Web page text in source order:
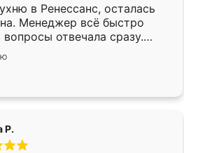
в Ренессанс, осталась
Менеджер всё быстро
вопросы отвечала сразу.
в субботу, подошёл к
Собрали
работали аккуратно, даже
Р.